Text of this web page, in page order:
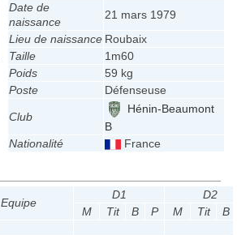
Date de
naissance
21 mars 1979
Lieu de naissance Roubaix
Taille
1m60
Poids
59 kg
Poste
Défenseuse
Club
Hénin-Beaumont
B
Nationalité
France
Equipe
D1
D2
M
Tit B P M Tit
B